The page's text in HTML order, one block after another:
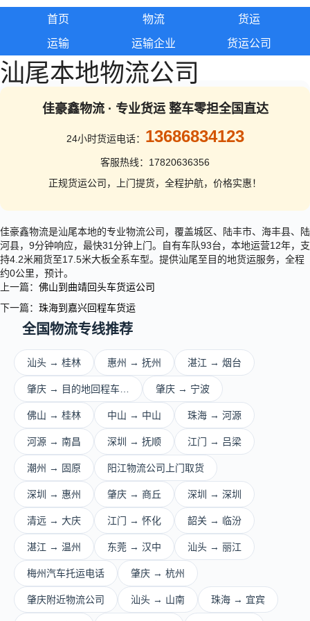
首页 物流 货运
运输 运输企业 货运公司
汕尾本地物流公司
佳豪鑫物流 · 专业货运 整车零担全国直达
24小时货运电话： 13686834123
客服热线：17820636356
正规货运公司，上门提货，全程护航，价格实惠！
佳豪鑫物流是汕尾本地的专业物流公司，覆盖城区、陆丰市、海丰县、陆
河县，9分钟响应，最快31分钟上门。自有车队93台，本地运营12年，支
持4.2米厢货至17.5米大板全系车型。提供汕尾至目的地货运服务，全程
约0公里，预计。
上一篇： 佛山到曲靖回头车货运公司
下一篇： 珠海到嘉兴回程车货运
全国物流专线推荐
汕头 → 桂林 惠州 → 抚州 湛江 → 烟台
肇庆 → 目的地回程车… 肇庆 → 宁波
佛山 → 桂林 中山 → 中山 珠海 → 河源
河源 → 南昌 深圳 → 抚顺 江门 → 吕梁
潮州 → 固原 阳江物流公司上门取货
深圳 → 惠州 肇庆 → 商丘 深圳 → 深圳
清远 → 大庆 江门 → 怀化 韶关 → 临汾
湛江 → 温州 东莞 → 汉中 汕头 → 丽江
梅州汽车托运电话 肇庆 → 杭州
肇庆附近物流公司 汕头 → 山南 珠海 → 宜宾